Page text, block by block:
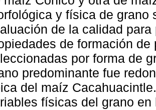
y física de grano
de la calidad
de formación
por forma de
predominante fue
del maíz
físicas del grano